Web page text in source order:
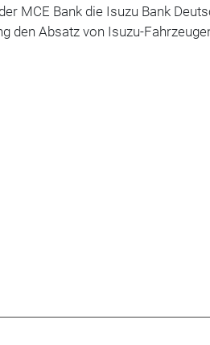
MCE Bank die Isuzu Bank
den Absatz von Isuzu-